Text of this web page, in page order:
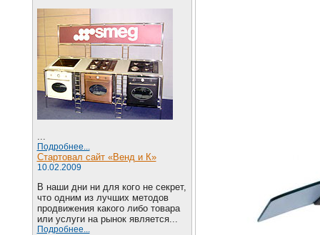
...
Подробнее...
Стартовал сайт «Венд и К»
10.02.2009
В наши дни ни для кого не секрет,
что одним из лучших методов
продвижения какого либо товара
или услуги на рынок является...
Подробнее...